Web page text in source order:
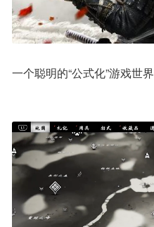
一个聪明的“公式化”游戏世界